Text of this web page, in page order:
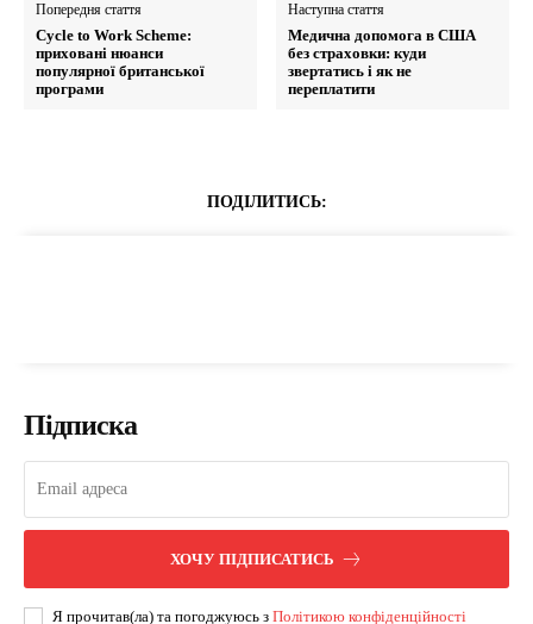
Попередня стаття
Cycle to Work Scheme:
приховані нюанси
популярної британської
програми
Наступна стаття
Медична допомога в США
без страховки: куди
звертатись і як не
переплатити
ПОДІЛИТИСЬ:
Підписка
ХОЧУ ПІДПИСАТИСЬ
Я прочитав(ла) та погоджуюсь з Політикою конфіденційності